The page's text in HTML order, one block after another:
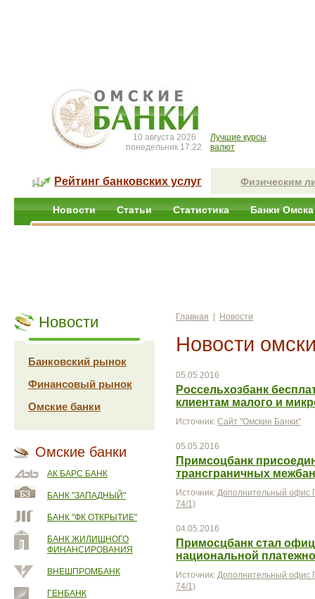
10 августа 2026
понедельник 17:22
Лучшие курсы
валют
Рейтинг банковских услуг Физическим
Новости Статьи Статистика Банки Омска
Новости
Банковский рынок
Финансовый рынок
Омские банки
Омские банки
АК БАРС БАНК
БАНК "ЗАПАДНЫЙ"
БАНК "ФК ОТКРЫТИЕ"
БАНК ЖИЛИЩНОГО
ФИНАНСИРОВАНИЯ
ВНЕШПРОМБАНК
ГЕНБАНК
Главная Новости
Новости
05.05.2016
Россельхозбанк
клиентам малого и
Источник: Сайт "Омские Банки"
05.05.2016
Примсоцбанк
трансграничных
Источник: Дополнительный офис
74/1)
04.05.2016
Примосцбанк стал
национальной
Источник: Дополнительный офис
74/1)